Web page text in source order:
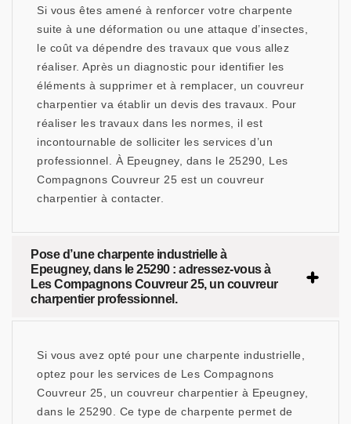
Si vous êtes amené à renforcer votre charpente
suite à une déformation ou une attaque d’insectes,
le coût va dépendre des travaux que vous allez
réaliser. Après un diagnostic pour identifier les
éléments à supprimer et à remplacer, un couvreur
charpentier va établir un devis des travaux. Pour
réaliser les travaux dans les normes, il est
incontournable de solliciter les services d’un
professionnel. À Epeugney, dans le 25290, Les
Compagnons Couvreur 25 est un couvreur
charpentier à contacter.
Pose d’une charpente industrielle à
Epeugney, dans le 25290 : adressez-vous à
Les Compagnons Couvreur 25, un couvreur
charpentier professionnel.
Si vous avez opté pour une charpente industrielle,
optez pour les services de Les Compagnons
Couvreur 25, un couvreur charpentier à Epeugney,
dans le 25290. Ce type de charpente permet de